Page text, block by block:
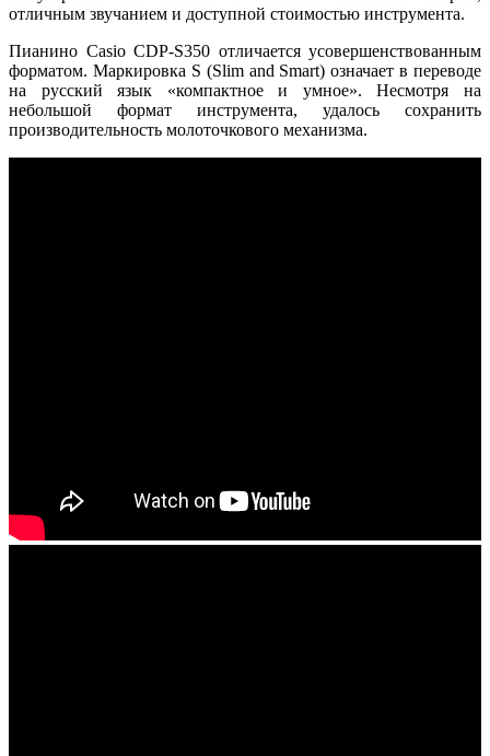
отличным звучанием и доступной стоимостью инструмента.
Пианино Casio CDP-S350 отличается усовершенствованным
форматом. Маркировка S (Slim and Smart) означает в переводе
на русский язык «компактное и умное». Несмотря на
небольшой формат инструмента, удалось сохранить
производительность молоточкового механизма.